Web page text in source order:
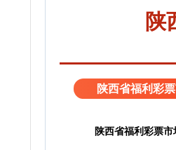
陕
陕西省福利彩
陕西省福利彩票